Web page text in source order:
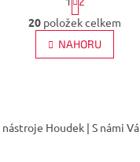
O
v
l
á
p
t
r
á
n
k
í
20 položek celkem
NAHORU
Houdek | S námi